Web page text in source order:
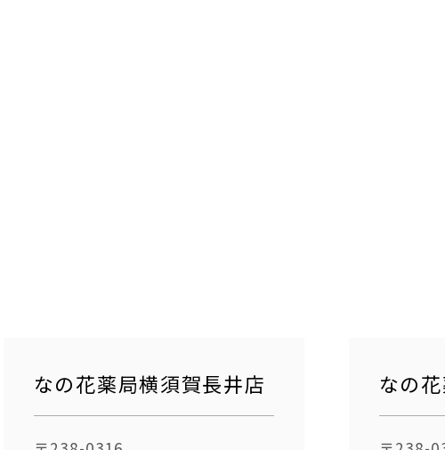
なの花薬局横須賀長井店 なの